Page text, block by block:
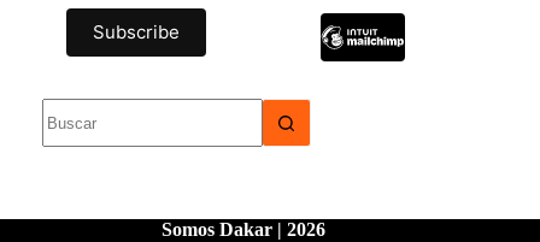
Somos Dakar | 2026